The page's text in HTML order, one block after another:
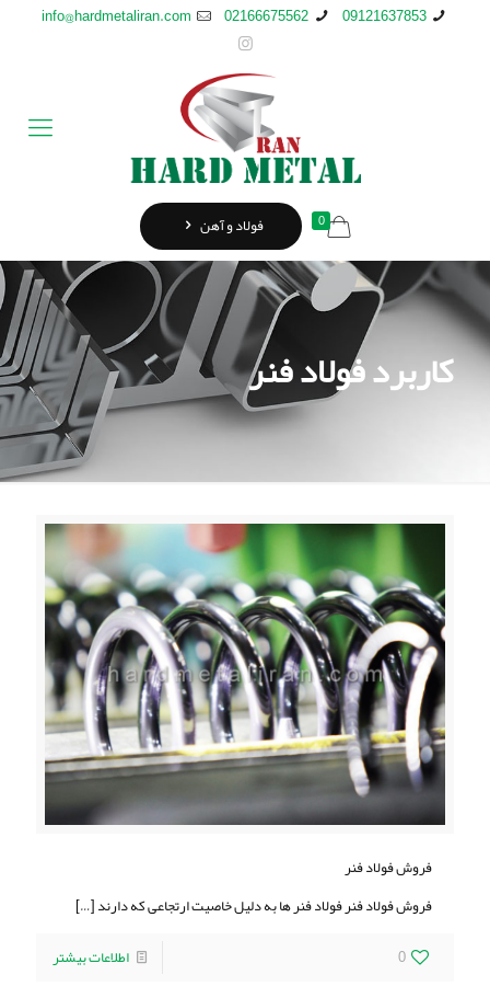
09121637853
02166675562
info@hardmetaliran.com
0 فولاد و آهن
کاربرد فولاد فنر
فروش فولاد فنر
فروش فولاد فنر فولاد فنر ها به دلیل خاصیت ارتجاعی که دارند[…]
0
اطلاعات بیشتر